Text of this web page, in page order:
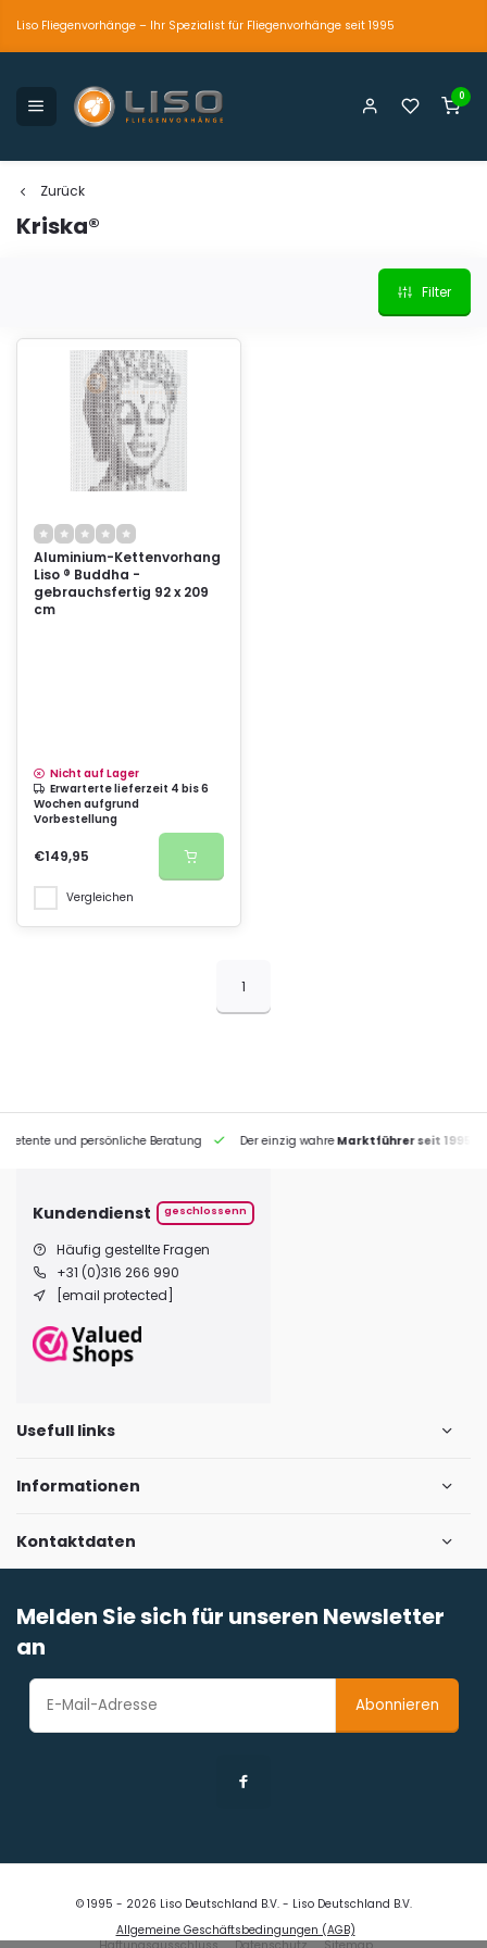
Liso Fliegenvorhänge – Ihr Spezialist für Fliegenvorhänge seit 1995
0
Zurück
Kriska®
Filter
Aluminium-Kettenvorhang
Liso ® Buddha -
gebrauchsfertig 92 x 209
cm
Nicht auf Lager
Erwarterte lieferzeit 4 bis 6
Wochen aufgrund
Vorbestellung
€149,95
Vergleichen
1
und persönliche Beratung Der einzig wahreMarktführer seit 1995
Kundendienst geschlossenn
Häufig gestellte Fragen
+31 (0)316 266 990
[email protected]
Usefull links
Informationen
Kontaktdaten
Melden Sie sich für unseren Newsletter
an
Abonnieren
Allgemeine Geschäftsbedingungen (AGB)
© 1995 - 2026 Liso Deutschland B.V. - Liso Deutschland B.V.